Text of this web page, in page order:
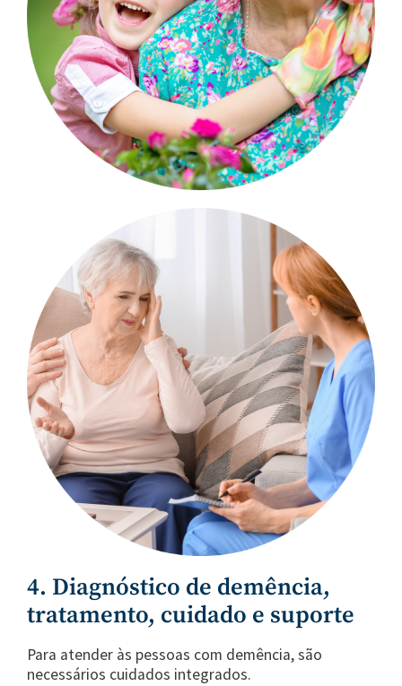
4. Diagnóstico de demência,
tratamento, cuidado e suporte
Para atender às pessoas com demência, são
necessários cuidados integrados.